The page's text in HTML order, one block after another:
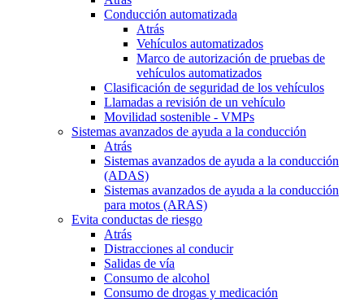
Conducción automatizada
Atrás
Vehículos automatizados
Marco de autorización de pruebas de
vehículos automatizados
Clasificación de seguridad de los vehículos
Llamadas a revisión de un vehículo
Movilidad sostenible - VMPs
Sistemas avanzados de ayuda a la conducción
Atrás
Sistemas avanzados de ayuda a la conducción
(ADAS)
Sistemas avanzados de ayuda a la conducción
para motos (ARAS)
Evita conductas de riesgo
Atrás
Distracciones al conducir
Salidas de vía
Consumo de alcohol
Consumo de drogas y medicación